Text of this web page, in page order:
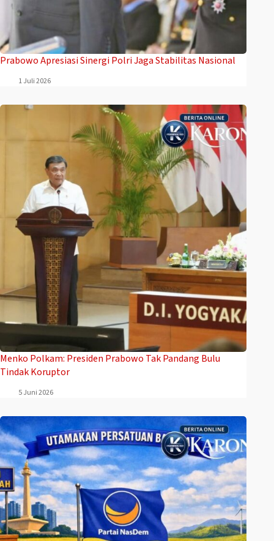
Prabowo Apresiasi Sinergi Polri Jaga Stabilitas Nasional
1 Juli 2026
Menko Polkam: Presiden Prabowo Tak Pandang Bulu
Tindak Koruptor
5 Juni 2026